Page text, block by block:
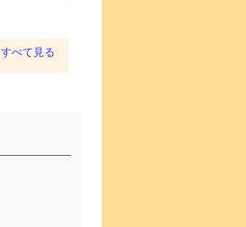
すべて見る